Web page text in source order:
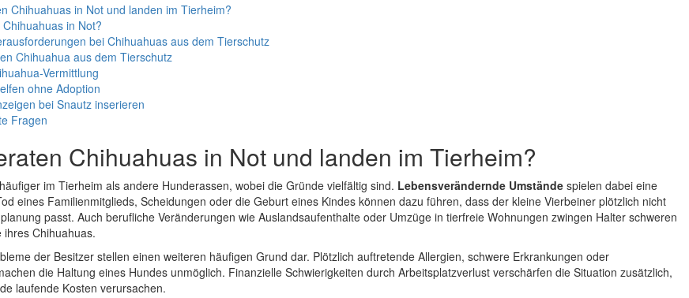
Chihuahuas in Not und landen im Tierheim?
in Not?
bei Chihuahuas aus dem Tierschutz
Chihuahua aus dem Tierschutz
Vermittlung
ohne Adoption
bei Snautz inserieren
Fragen
Chihuahuas in Not und landen im Tierheim?
im Tierheim als andere Hunderassen, wobei die Gründe vielfältig sind. Lebensverändernde Umständespielen dabei eine
eines Familienmitglieds, Scheidungen oder die Geburt eines Kindes können dazu führen, dass der kleine Vierbeiner plötzlich nicht
passt. Auch berufliche Veränderungen wie Auslandsaufenthalte oder Umzüge in tierfreie Wohnungen zwingen Halter schweren
ihres Chihuahuas.
der Besitzer stellen einen weiteren häufigen Grund dar. Plötzlich auftretende Allergien, schwere Erkrankungen oder
die Haltung eines Hundes unmöglich. Finanzielle Schwierigkeiten durch Arbeitsplatzverlust verschärfen die Situation zusätzlich,
laufende Kosten verursachen.